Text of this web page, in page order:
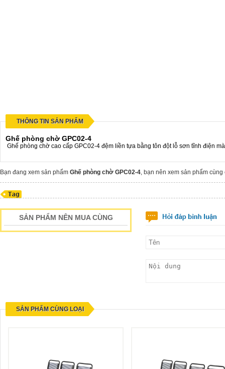
THÔNG TIN SẢN PHẨM
Ghế phòng chờ GPC02-4
Ghế phòng chờ cao cấp GPC02-4 đệm liền tựa bằng tôn đột lỗ sơn tĩnh điện
Bạn đang xem sản phẩm Ghế phòng chờ GPC02-4, bạn nên xem sản phẩm
SẢN PHẨM NÊN MUA CÙNG
SẢN PHẨM CÙNG LOẠI